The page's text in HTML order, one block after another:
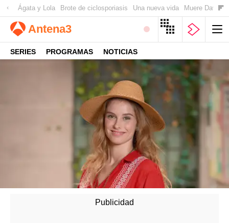
Ágata y Lola Brote de ciclosporiasis Una nueva vida Muere David
Antena3
SERIES PROGRAMAS NOTICIAS